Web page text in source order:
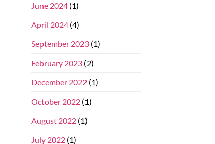
June 2024(1)
April 2024(4)
September 2023(1)
February 2023(2)
December 2022(1)
October 2022(1)
August 2022(1)
July 2022(1)